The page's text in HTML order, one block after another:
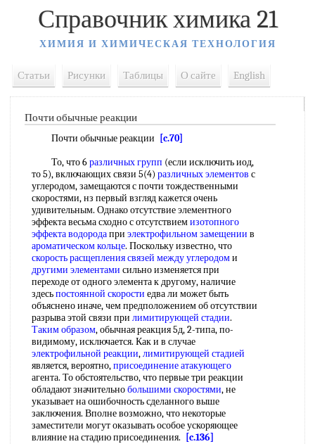
Справочник химика 21
ХИМИЯ И ХИМИЧЕСКАЯ ТЕХНОЛОГИЯ
Статьи Рисунки Таблицы О сайте English
Почти обычные реакции
Почти обычные реакции
[c.70]
То, что 6различных групп (если исключить иод,
то 5), включающих связи 5(4) различных элементов с
углеродом, замещаются с почти тождественными
скоростями, нз первый взгляд кажется очень
удивительным. Однако отсутствие элементного
эффекта весьма сходно с отсутствиемизотопного
эффекта водородапри электрофильном замещении в
ароматическом кольце. Поскольку известно, что
скорость расщеплениясвязей между углеродоми
другими элементами сильно изменяется при
переходе от одного элемента к другому, наличие
здесьпостоянной скорости едва ли может быть
объяснено иначе, чем предположением об отсутствии
разрыва этой связи при лимитирующей стадии.
Таким образом, обычная реакция 5д, 2-типа, по-
видимому, исключается. Как и в случае
электрофильной реакции,лимитирующей стадией
является, вероятно,присоединение атакующего
агента. То обстоятельство, что первые три реакции
обладают значительнобольшими скоростями, не
указывает на ошибочность сделанного выше
заключения. Вполне возможно, что некоторые
заместители могут оказывать особое ускоряющее
влияние на стадию присоединения.
[c.136]